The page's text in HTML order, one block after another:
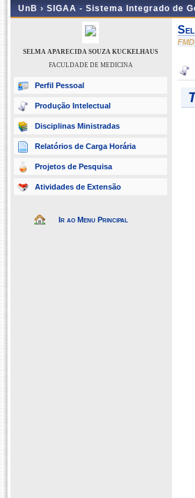
UnB › SIGAA - Sistema Integrado de
SELMA APARECIDA SOUZA KUCKELHAUS
FACULDADE DE MEDICINA
Perfil Pessoal
Produção Intelectual
Disciplinas Ministradas
Relatórios de Carga Horária
Projetos de Pesquisa
Atividades de Extensão
Ir ao Menu Principal